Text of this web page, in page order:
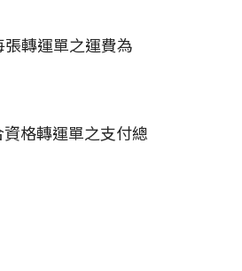
轉運單之運費為
格轉運單之支付總